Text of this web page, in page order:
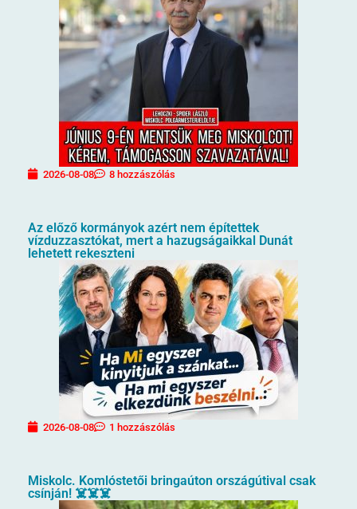
2026-08-08 8 hozzászólás
Az előző kormányok azért nem építettek
vízduzzasztókat, mert a hazugságaikkal Dunát
lehetett rekeszteni
2026-08-08 1 hozzászólás
Miskolc. Komlóstetői bringaúton országútival csak
csínján! ☠️☠️☠️